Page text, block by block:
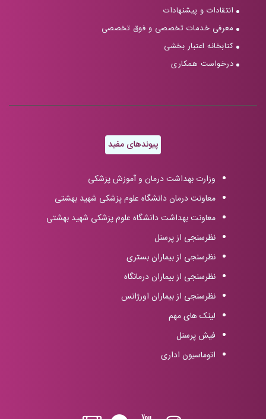
انتقادات و پیشنهادات
معرفی خدمات تخصصی و فوق تخصصی
کتابخانه اعتبار بخشی
درخواست همکاری
پیوندهای مفید
وزارت بهداشت درمان و آموزش پزشکی
معاونت درمان دانشگاه علوم پزشکی شهید بهشتی
معاونت بهداشت دانشگاه علوم پزشکی شهید بهشتی
نظرسنجی از پرسنل
نظرسنجی از بیماران بستری
نظرسنجی از بیماران درمانگاه
نظرسنجی از بیماران اورژانس
لینک های مهم
فیش پرسنل
اتوماسیون اداری